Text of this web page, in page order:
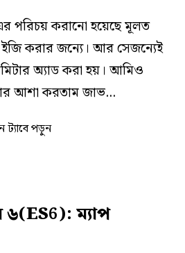
পরিচয় করানো হয়েছে মূলত
করার জন্যে। আর সেজন্যেই
অ্যাড করা হয়। আমিও
আশা করতাম জাভ...
ট্যাবে পড়ুন
৬(ES6): ম্যাপ